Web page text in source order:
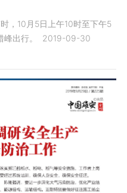
，10月5日上午10时至下午5
出行。
2019-09-30